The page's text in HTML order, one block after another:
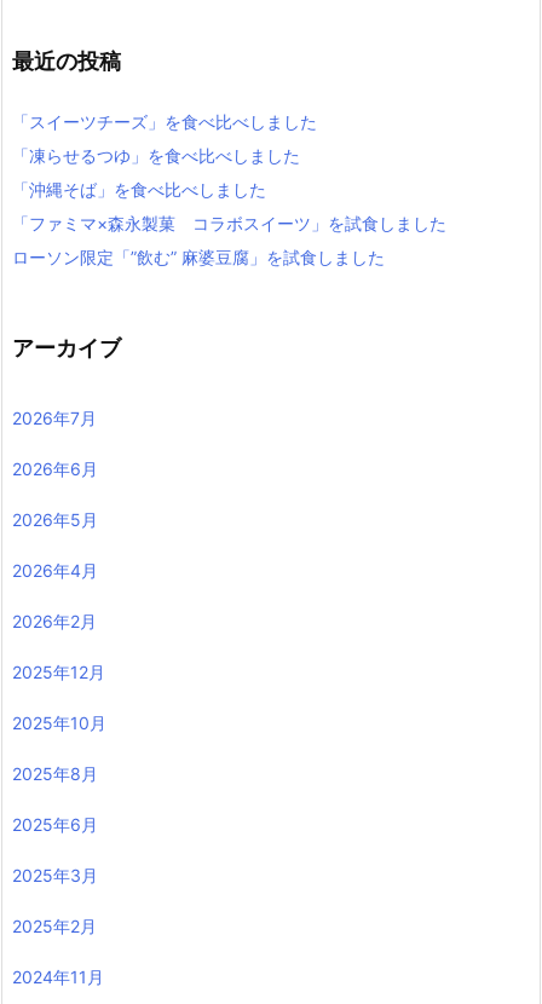
最近の投稿
「スイーツチーズ」を食べ比べしました
「凍らせるつゆ」を食べ比べしました
「沖縄そば」を食べ比べしました
「ファミマ×森永製菓 コラボスイーツ」を試食しました
ローソン限定「”飲む” 麻婆豆腐」を試食しました
アーカイブ
2026年7月
2026年6月
2026年5月
2026年4月
2026年2月
2025年12月
2025年10月
2025年8月
2025年6月
2025年3月
2025年2月
2024年11月